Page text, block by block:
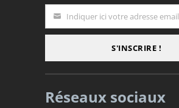
EmailIndiquer ici votre adresse email
S'INSCRIRE !
Réseaux sociaux